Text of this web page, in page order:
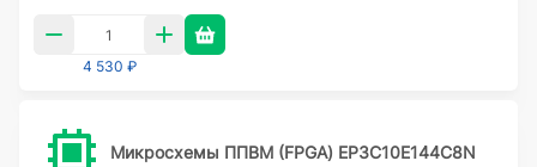
4 530 ₽
Микросхемы ППВМ (FPGA) EP3C10E144C8N